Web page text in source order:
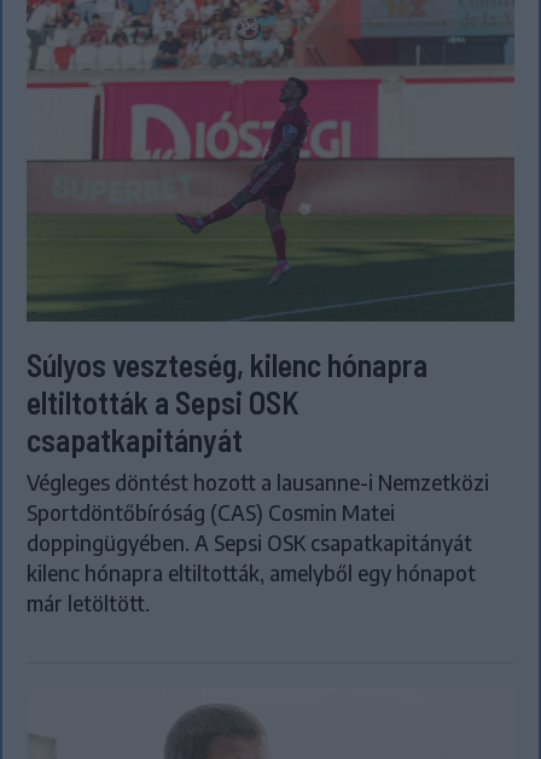
Súlyos veszteség, kilenc hónapra
eltiltották a Sepsi OSK
csapatkapitányát
Végleges döntést hozott a lausanne-i Nemzetközi
Sportdöntőbíróság (CAS) Cosmin Matei
doppingügyében. A Sepsi OSK csapatkapitányát
kilenc hónapra eltiltották, amelyből egy hónapot
már letöltött.